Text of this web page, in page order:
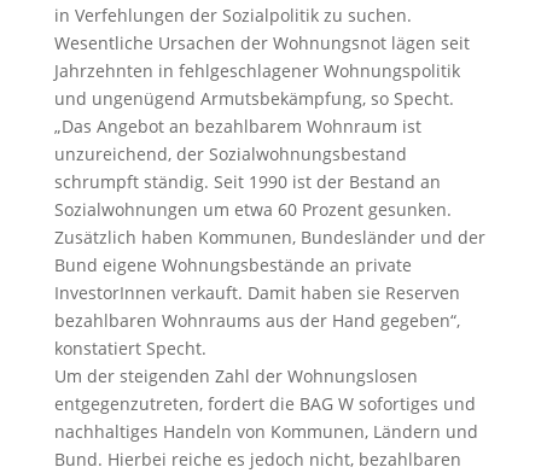
in Verfehlungen der Sozialpolitik zu suchen.
Wesentliche Ursachen der Wohnungsnot lägen seit
Jahrzehnten in fehlgeschlagener Wohnungspolitik
und ungenügend Armutsbekämpfung, so Specht.
„Das Angebot an bezahlbarem Wohnraum ist
unzureichend, der Sozialwohnungsbestand
schrumpft ständig. Seit 1990 ist der Bestand an
Sozialwohnungen um etwa 60 Prozent gesunken.
Zusätzlich haben Kommunen, Bundesländer und der
Bund eigene Wohnungsbestände an private
InvestorInnen verkauft. Damit haben sie Reserven
bezahlbaren Wohnraums aus der Hand gegeben“,
konstatiert Specht.
Um der steigenden Zahl der Wohnungslosen
entgegenzutreten, fordert die BAG W sofortiges und
nachhaltiges Handeln von Kommunen, Ländern und
Bund. Hierbei reiche es jedoch nicht, bezahlbaren